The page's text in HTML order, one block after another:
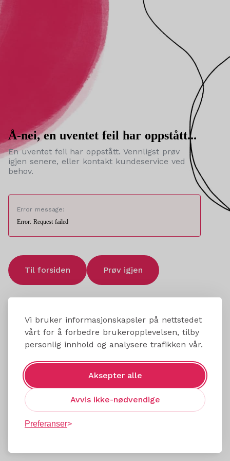
Vi bruker informasjonskapsler på nettstedet
vårt for å forbedre brukeropplevelsen, tilby
personlig innhold og analysere trafikken vår.
Aksepter alle
Avvis ikke-nødvendige
Preferanser
Å-nei, en uventet feil har oppstått...
En uventet feil har oppstått. Vennligst prøv
igjen senere, eller kontakt kundeservice ved
behov.
Error message:
Error: Request failed
Til forsiden Prøv igjen